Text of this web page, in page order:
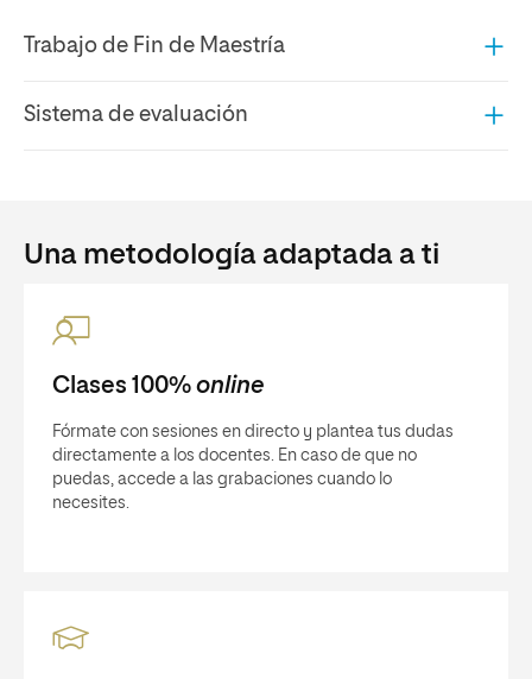
Trabajo de Fin de Maestría
Sistema de evaluación
Una metodología adaptada a ti
Clases 100% online
Fórmate con sesiones en directo y plantea tus dudas
directamente a los docentes. En caso de que no
puedas, accede a las grabaciones cuando lo
necesites.